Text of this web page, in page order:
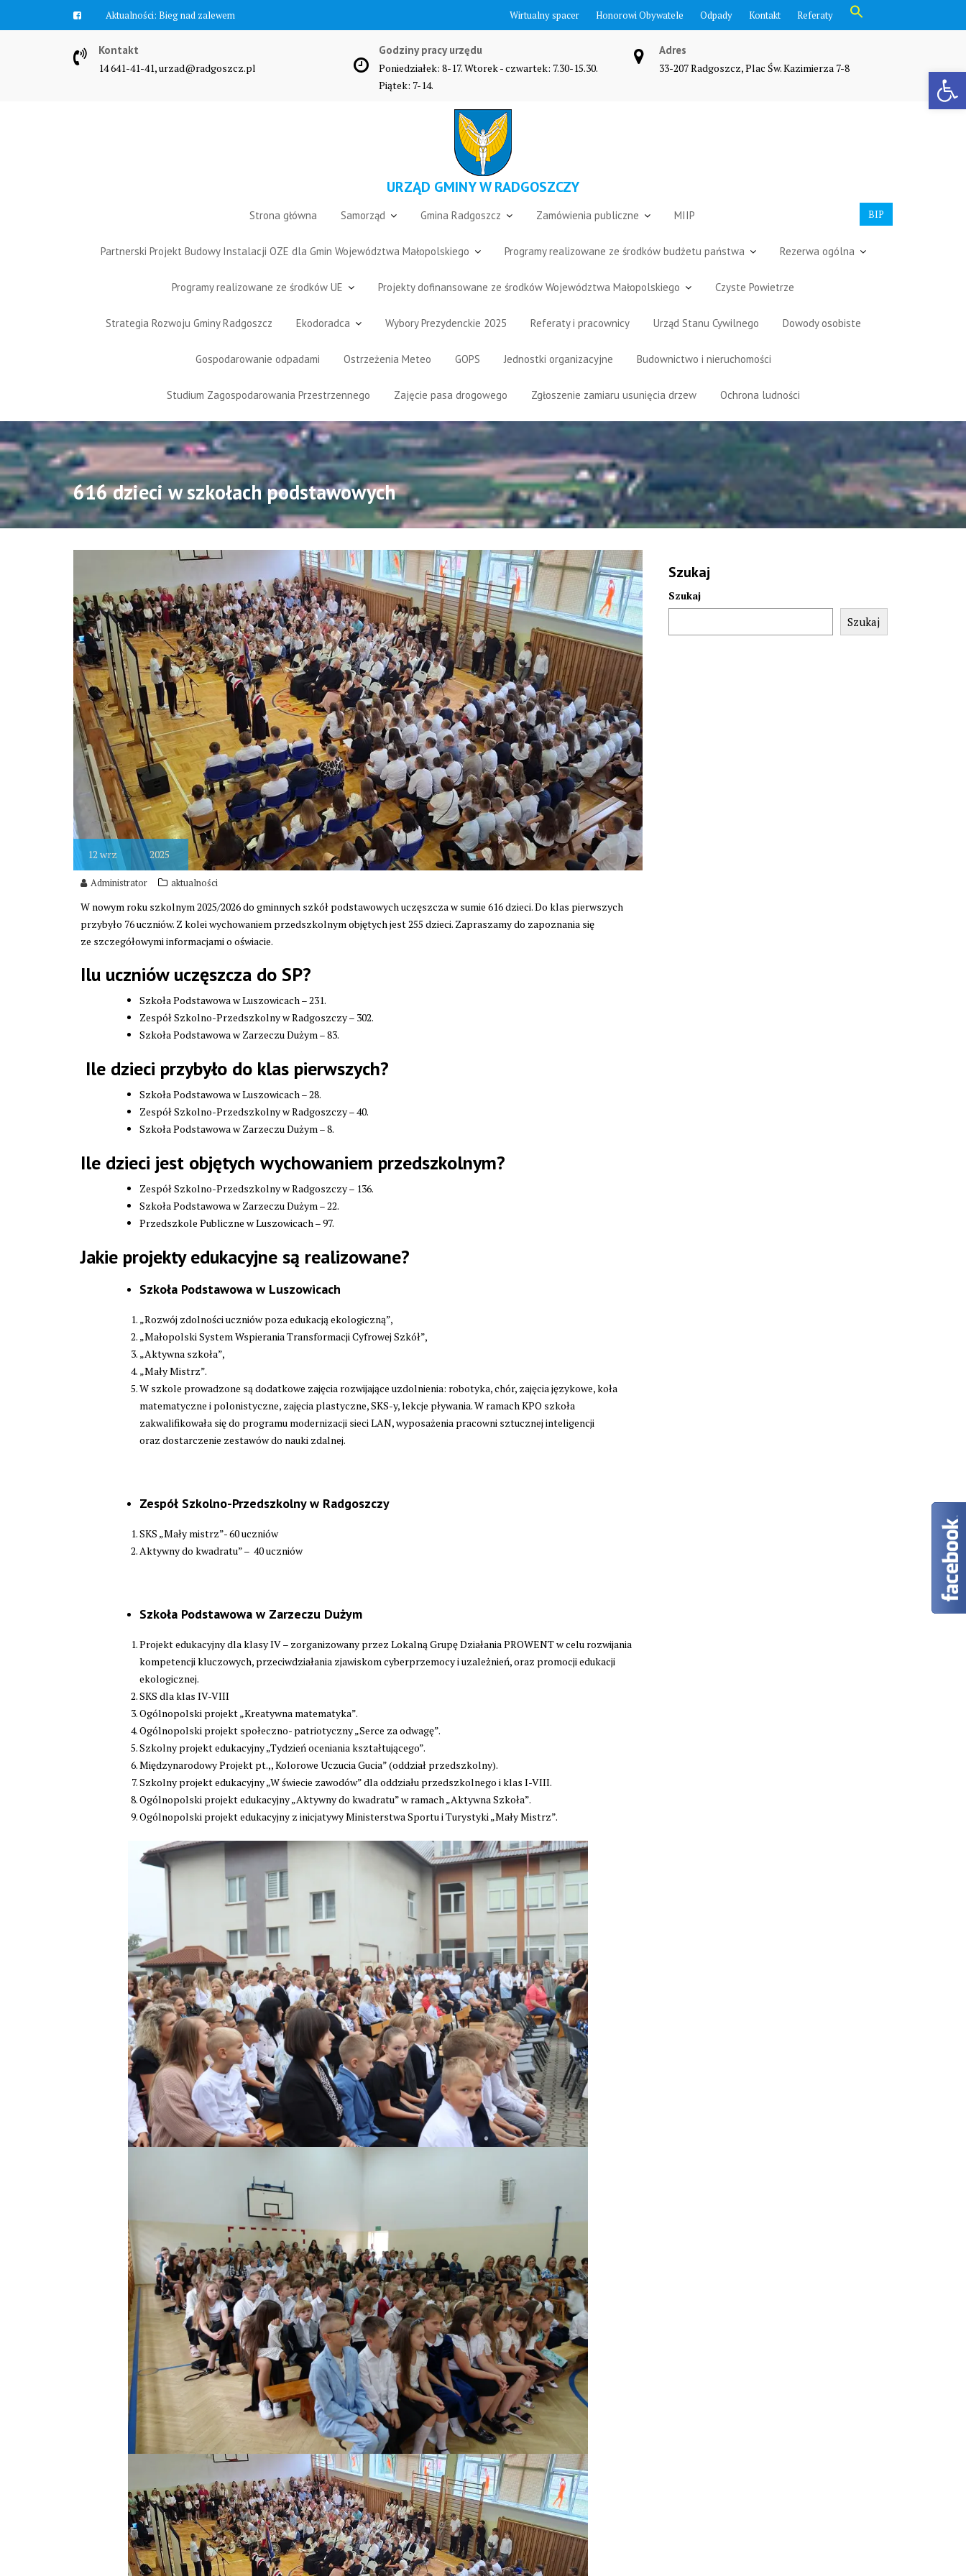
Otwórz pasek narzędzi
Aktualności: Zawyją syreny Wirtualny spacer Honorowi Obywatele Odpady Kontakt Referaty
Search Button
Kontakt
14 641-41-41, urzad@radgoszcz.pl
Godziny pracy urzędu
Poniedziałek: 8-17. Wtorek - czwartek: 7.30-15.30.
Piątek: 7-14.
Adres
33-207 Radgoszcz, Plac Św. Kazimierza 7-8
URZĄD GMINY W RADGOSZCZY
BIP
Strona główna Samorząd Gmina Radgoszcz Zamówienia publiczne MIIP
Partnerski Projekt Budowy Instalacji OZE dla Gmin Województwa Małopolskiego Programy realizowane ze środków budżetu państwa Rezerwa ogólna
Programy realizowane ze środków UE Projekty dofinansowane ze środków Województwa Małopolskiego Czyste Powietrze
Strategia Rozwoju Gminy Radgoszcz Ekodoradca Wybory Prezydenckie 2025 Referaty i pracownicy Urząd Stanu Cywilnego Dowody osobiste
Gospodarowanie odpadami Ostrzeżenia Meteo GOPS Jednostki organizacyjne Budownictwo i nieruchomości
Studium Zagospodarowania Przestrzennego Zajęcie pasa drogowego Zgłoszenie zamiaru usunięcia drzew Ochrona ludności
616 dzieci w szkołach podstawowych
12 wrz 2025
Administrator aktualności
W nowym roku szkolnym 2025/2026 do gminnych szkół podstawowych uczęszcza w sumie 616 dzieci. Do klas pierwszych
przybyło 76 uczniów. Z kolei wychowaniem przedszkolnym objętych jest 255 dzieci. Zapraszamy do zapoznania się
ze szczegółowymi informacjami o oświacie.
Ilu uczniów uczęszcza do SP?
Szkoła Podstawowa w Luszowicach – 231.
Zespół Szkolno-Przedszkolny w Radgoszczy – 302.
Szkoła Podstawowa w Zarzeczu Dużym – 83.
Ile dzieci przybyło do klas pierwszych?
Szkoła Podstawowa w Luszowicach – 28.
Zespół Szkolno-Przedszkolny w Radgoszczy – 40.
Szkoła Podstawowa w Zarzeczu Dużym – 8.
Ile dzieci jest objętych wychowaniem przedszkolnym?
Zespół Szkolno-Przedszkolny w Radgoszczy – 136.
Szkoła Podstawowa w Zarzeczu Dużym – 22.
Przedszkole Publiczne w Luszowicach – 97.
Jakie projekty edukacyjne są realizowane?
Szkoła Podstawowa w Luszowicach
„Rozwój zdolności uczniów poza edukacją ekologiczną”,
„Małopolski System Wspierania Transformacji Cyfrowej Szkół”,
„Aktywna szkoła”,
„Mały Mistrz”.
W szkole prowadzone są dodatkowe zajęcia rozwijające uzdolnienia: robotyka, chór, zajęcia językowe, koła
matematyczne i polonistyczne, zajęcia plastyczne, SKS-y, lekcje pływania. W ramach KPO szkoła
zakwalifikowała się do programu modernizacji sieci LAN, wyposażenia pracowni sztucznej inteligencji
oraz dostarczenie zestawów do nauki zdalnej.
Zespół Szkolno-Przedszkolny w Radgoszczy
SKS „Mały mistrz”- 60 uczniów
Aktywny do kwadratu” – 40 uczniów
Szkoła Podstawowa w Zarzeczu Dużym
Projekt edukacyjny dla klasy IV – zorganizowany przez Lokalną Grupę Działania PROWENT w celu rozwijania
kompetencji kluczowych, przeciwdziałania zjawiskom cyberprzemocy i uzależnień, oraz promocji edukacji
ekologicznej.
SKS dla klas IV-VIII
Ogólnopolski projekt „Kreatywna matematyka”.
Ogólnopolski projekt społeczno- patriotyczny „Serce za odwagę”.
Szkolny projekt edukacyjny „Tydzień oceniania kształtującego”.
Międzynarodowy Projekt pt.,, Kolorowe Uczucia Gucia” (oddział przedszkolny).
Szkolny projekt edukacyjny „W świecie zawodów” dla oddziału przedszkolnego i klas I-VIII.
Ogólnopolski projekt edukacyjny „Aktywny do kwadratu” w ramach „Aktywna Szkoła”.
Ogólnopolski projekt edukacyjny z inicjatywy Ministerstwa Sportu i Turystyki „Mały Mistrz”.
Szukaj
Szukaj
Szukaj